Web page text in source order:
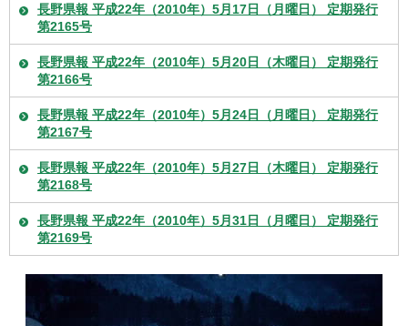
長野県報 平成22年（2010年）5月17日（月曜日） 定期発行
第2165号
長野県報 平成22年（2010年）5月20日（木曜日） 定期発行
第2166号
長野県報 平成22年（2010年）5月24日（月曜日） 定期発行
第2167号
長野県報 平成22年（2010年）5月27日（木曜日） 定期発行
第2168号
長野県報 平成22年（2010年）5月31日（月曜日） 定期発行
第2169号